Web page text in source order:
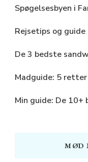
Spøgelsesbyen i
Rejsetips og
De 3 bedste
Madguide: 5
Min guide: De
MØD